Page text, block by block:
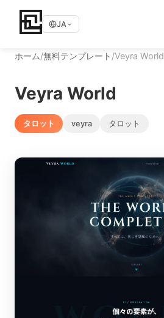
JA
ホーム/無料テンプレート /Veyra World
Veyra World
タロット veyra タロット